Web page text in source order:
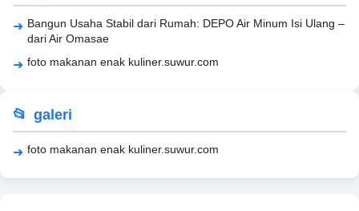
Bangun Usaha Stabil dari Rumah: DEPO Air Minum Isi Ulang –
dari Air Omasae
foto makanan enak kuliner.suwur.com
galeri
foto makanan enak kuliner.suwur.com